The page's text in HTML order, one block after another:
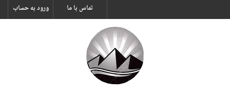
ورود به حساب تماس با ما